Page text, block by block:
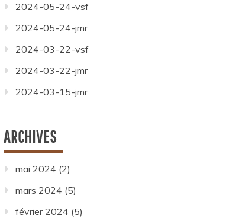
2024-05-24-vsf
2024-05-24-jmr
2024-03-22-vsf
2024-03-22-jmr
2024-03-15-jmr
ARCHIVES
mai 2024 (2)
mars 2024 (5)
février 2024 (5)